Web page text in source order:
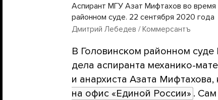
Аспирант МГУ Азат Мифтахов во время
районном суде. 22 сентября 2020 года
Дмитрий Лебедев / Коммерсантъ
В Головинском районном
дела аспиранта механико-
и анархиста Азата
на офис «Единой России» . Сам